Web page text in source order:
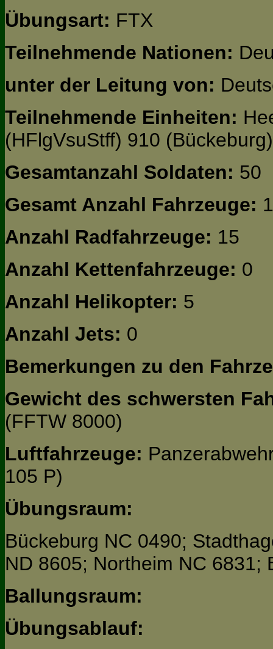
Übungsart: FTX
Teilnehmende Nationen:
unter der Leitung von:
Teilnehmende Einheiten:
(HFlgVsuStff) 910 (Bückeburg)
Gesamtanzahl Soldaten: 50
Gesamt Anzahl Fahrzeuge:
Anzahl Radfahrzeuge: 15
Anzahl Kettenfahrzeuge: 0
Anzahl Helikopter: 5
Anzahl Jets: 0
Bemerkungen zu den
Gewicht des schwersten
(FFTW 8000)
Luftfahrzeuge:
105 P)
Übungsraum:
Bückeburg NC 0490;
ND 8605; Northeim NC 6831;
Ballungsraum:
Übungsablauf: